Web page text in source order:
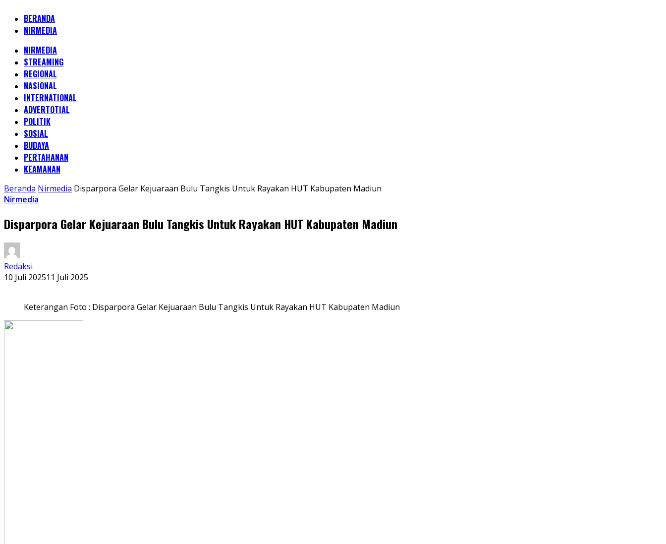
BERANDA
NIRMEDIA
NIRMEDIA
STREAMING
REGIONAL
NASIONAL
INTERNATIONAL
ADVERTOTIAL
POLITIK
SOSIAL
BUDAYA
PERTAHANAN
KEAMANAN
Beranda Nirmedia Disparpora Gelar Kejuaraan Bulu Tangkis Untuk Rayakan HUT Kabupaten Madiun
Nirmedia
Disparpora Gelar Kejuaraan Bulu Tangkis Untuk Rayakan HUT Kabupaten Madiun
Redaksi
10 Juli 202511 Juli 2025
Keterangan Foto : Disparpora Gelar Kejuaraan Bulu Tangkis Untuk Rayakan HUT Kabupaten Madiun